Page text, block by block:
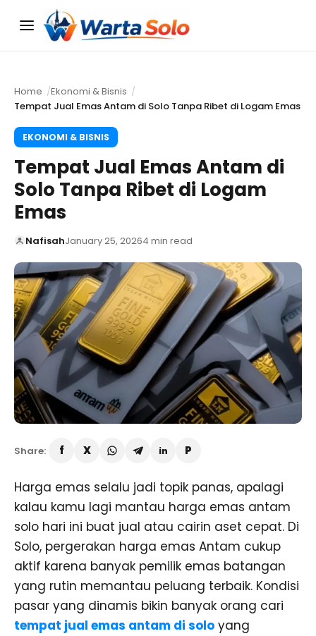
Menu
Home
Ekonomi & Bisnis
Tempat Jual Emas Antam di Solo Tanpa Ribet di Logam Emas
EKONOMI & BISNIS
Tempat Jual Emas Antam di
Solo Tanpa Ribet di Logam
Emas
NafisahJanuary 25, 20264 min read
Share:
Harga emas selalu jadi topik panas, apalagi
kalau kamu lagi mantau harga emas antam
solo hari ini buat jual atau cairin aset cepat. Di
Solo, pergerakan harga emas Antam cukup
aktif karena banyak pemilik emas batangan
yang rutin memantau peluang terbaik. Kondisi
pasar yang dinamis bikin banyak orang cari
tempat jual emas antam di solo yang